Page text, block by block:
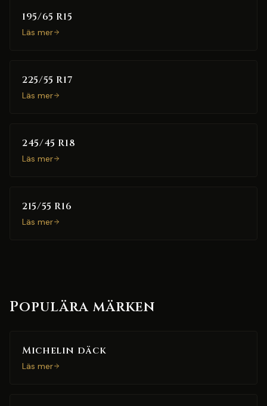
195/65 R15
Läs mer
225/55 R17
Läs mer
245/45 R18
Läs mer
215/55 R16
Läs mer
Populära märken
Michelin däck
Läs mer